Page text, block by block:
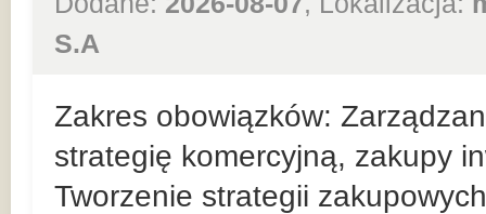
S.A
Zakres obowiązków:
strategię komercyjną, zakupy
Tworzenie strategii